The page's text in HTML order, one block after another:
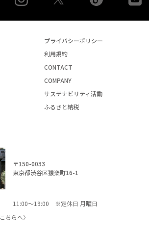
プライバシーポリシー
利用規約
CONTACT
COMPANY
サステナビリティ活動
ふるさと納税
〒150-0033
東京都渋谷区猿楽町16-1
11:00～19:00 ※定休日 月曜日
こちらへ〉